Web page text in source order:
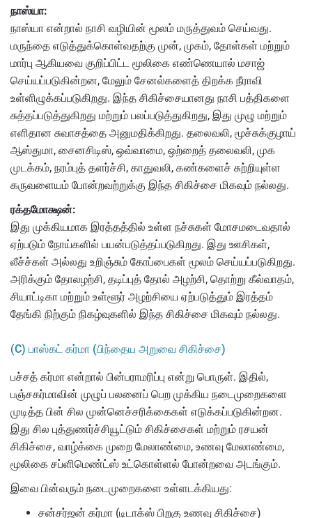
நாஸ்யா:
நாஸ்யா என்றால் நாசி வழியின் மூலம் மருத்துவம் செய்வது.
மருந்தை எடுத்துக்கொள்வதற்கு முன், முகம், தோள்கள் மற்றும்
மார்பு ஆகியவை குறிப்பிட்ட மூலிகை எண்ணெயால் மசாஜ்
செய்யப்படுகின்றன, மேலும் சேனல்களைத் திறக்க நீராவி
உள்ளிழுக்கப்படுகிறது. இந்த சிகிச்சையானது நாசி பத்திகளை
சுத்தப்படுத்துகிறது மற்றும் பலப்படுத்துகிறது, இது முழு மற்றும்
எளிதான சுவாசத்தை அனுமதிக்கிறது. தலைவலி, மூச்சுக்குழாய்
ஆஸ்துமா, சைனசிடிஸ், ஒவ்வாமை, ஒற்றைத் தலைவலி, முக
முடக்கம், நரம்புத் தளர்ச்சி, காதுவலி, கண்களைச் சுற்றியுள்ள
கருவளையம் போன்றவற்றுக்கு இந்த சிகிச்சை மிகவும் நல்லது.
ரக்தமோக்ஷன்:
இது முக்கியமாக இரத்தத்தில் உள்ள நச்சுகள் மோசமடைவதால்
ஏற்படும் நோய்களில் பயன்படுத்தப்படுகிறது. இது ஊசிகள்,
லீச்ச்கள் அல்லது உறிஞ்சும் கோப்பைகள் மூலம் செய்யப்படுகிறது.
அரிக்கும் தோலழற்சி, தடிப்புத் தோல் அழற்சி, தொற்று கீல்வாதம்,
சியாட்டிகா மற்றும் உள்ளூர் அழற்சியை ஏற்படுத்தும் இரத்தம்
தேங்கி நிற்கும் நிகழ்வுகளில் இந்த சிகிச்சை மிகவும் நல்லது.
(C) பாஸ்கட் கர்மா (பிந்தைய அறுவை சிகிச்சை)
பச்சத் கர்மா என்றால் பின்பராமரிப்பு என்று பொருள். இதில்,
பஞ்சகர்மாவின் முழுப் பலனைப் பெற முக்கிய நடைமுறைகளை
முடித்த பின் சில முன்னெச்சரிக்கைகள் எடுக்கப்படுகின்றன.
இது சில புத்துணர்ச்சியூட்டும் சிகிச்சைகள் மற்றும் ரசயன்
சிகிச்சை, வாழ்க்கை முறை மேலாண்மை, உணவு மேலாண்மை,
மூலிகை சப்ளிமெண்ட்ஸ் உட்கொள்ளல் போன்றவை அடங்கும்.
இவை பின்வரும் நடைமுறைகளை உள்ளடக்கியது:
சன்சர்ஜன் கர்மா (டிடாக்ஸ் பிறகு உணவு சிகிச்சை)